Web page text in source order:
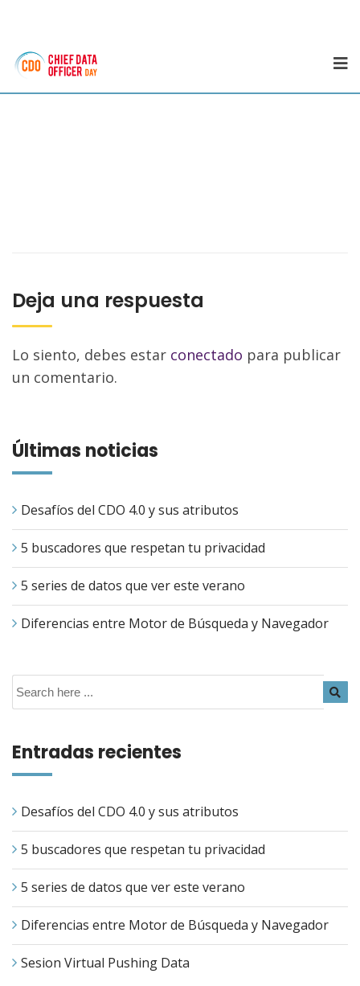
Deja una respuesta
Lo siento, debes estar conectado para publicar
un comentario.
Últimas noticias
Desafíos del CDO 4.0 y sus atributos
5 buscadores que respetan tu privacidad
5 series de datos que ver este verano
Diferencias entre Motor de Búsqueda y Navegador
Entradas recientes
Desafíos del CDO 4.0 y sus atributos
5 buscadores que respetan tu privacidad
5 series de datos que ver este verano
Diferencias entre Motor de Búsqueda y Navegador
Sesion Virtual Pushing Data